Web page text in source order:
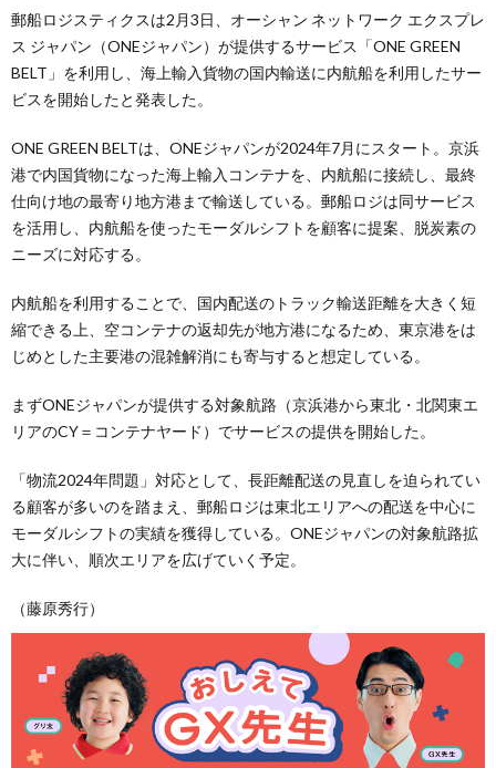
郵船ロジスティクスは2月3日、オーシャン ネットワーク エクスプレ
ス ジャパン（ONEジャパン）が提供するサービス「ONE GREEN
BELT」を利用し、海上輸入貨物の国内輸送に内航船を利用したサー
ビスを開始したと発表した。
ONE GREEN BELTは、ONEジャパンが2024年7月にスタート。京浜
港で内国貨物になった海上輸入コンテナを、内航船に接続し、最終
仕向け地の最寄り地方港まで輸送している。郵船ロジは同サービス
を活用し、内航船を使ったモーダルシフトを顧客に提案、脱炭素の
ニーズに対応する。
内航船を利用することで、国内配送のトラック輸送距離を大きく短
縮できる上、空コンテナの返却先が地方港になるため、東京港をは
じめとした主要港の混雑解消にも寄与すると想定している。
まずONEジャパンが提供する対象航路（京浜港から東北・北関東エ
リアのCY＝コンテナヤード）でサービスの提供を開始した。
「物流2024年問題」対応として、長距離配送の見直しを迫られてい
る顧客が多いのを踏まえ、郵船ロジは東北エリアへの配送を中心に
モーダルシフトの実績を獲得している。ONEジャパンの対象航路拡
大に伴い、順次エリアを広げていく予定。
（藤原秀行）